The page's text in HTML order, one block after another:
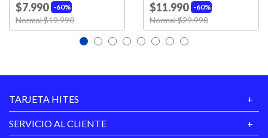
60%
$7.990
Price reduced from
Normal $19.990
60%
$11.990
Price reduced from
Normal $29.990
TARJETA HITES
SERVICIO AL CLIENTE